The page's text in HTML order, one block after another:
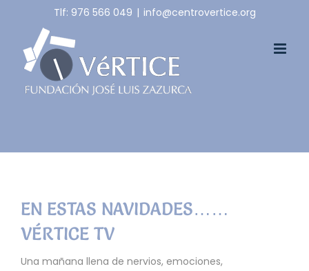
content
Tlf: 976 566 049 | info@centrovertice.org
EN ESTAS NAVIDADES……
VÉRTICE TV
Una mañana llena de nervios, emociones,